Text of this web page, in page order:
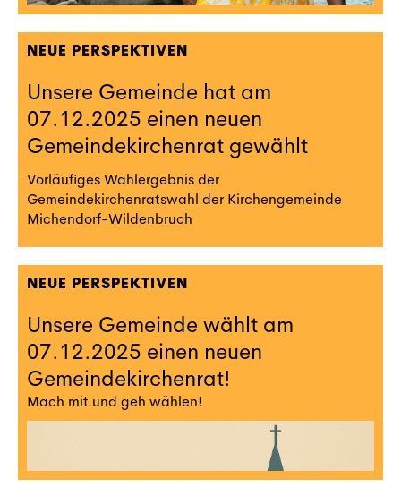
NEUE PERSPEKTIVEN
Unsere Gemeinde hat am
07.12.2025 einen neuen
Gemeindekirchenrat gewählt
Vorläufiges Wahlergebnis der
Gemeindekirchenratswahl der Kirchengemeinde
Michendorf-Wildenbruch
NEUE PERSPEKTIVEN
Unsere Gemeinde wählt am
07.12.2025 einen neuen
Gemeindekirchenrat!
Mach mit und geh wählen!